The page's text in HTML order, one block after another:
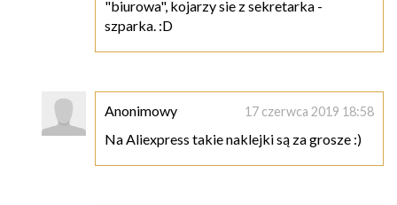
"biurowa", kojarzy sie z sekretarka -
szparka. :D
Anonimowy 17 czerwca 2019 18:58
Na Aliexpress takie naklejki są za grosze :)